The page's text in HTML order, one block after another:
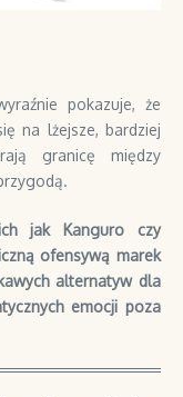
pokazuje, że
na lżejsze, bardziej
granicę między
jak Kanguro czy
ofensywą marek
alternatyw dla
emocji poza